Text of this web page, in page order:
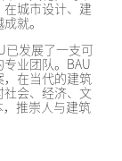
城市设计、建
就。
已发展了一支可
业团队。BAU
在当代的建筑
会、经济、文
推崇人与建筑